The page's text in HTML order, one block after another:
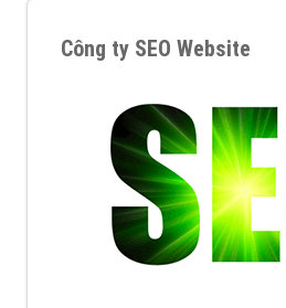
Công ty SEO Website